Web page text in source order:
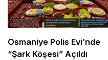
Osmaniye Polis Evi’nde
“Şark Köşesi” Açıldı